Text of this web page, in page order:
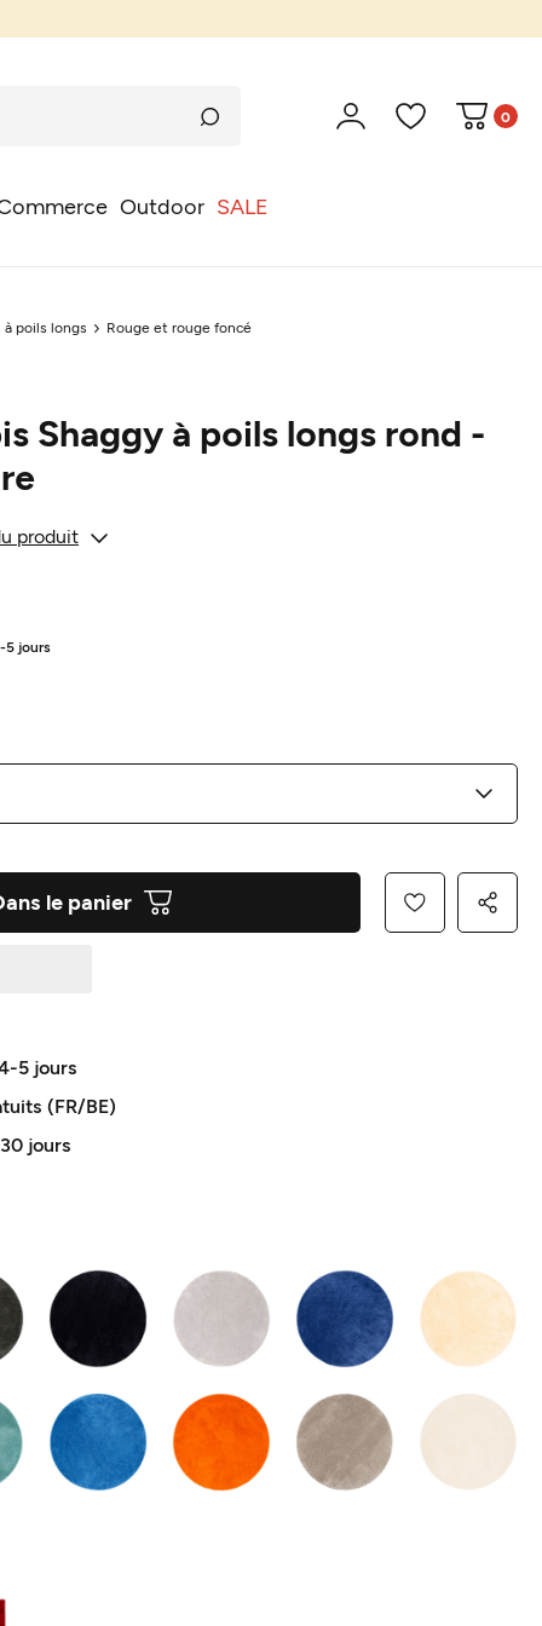
Outdoor SALE
0
à poils longs Rouge et rouge foncé
Shaggy à poils longs rond -
produit
5 jours
le panier
5 jours
(FR/BE)
jours